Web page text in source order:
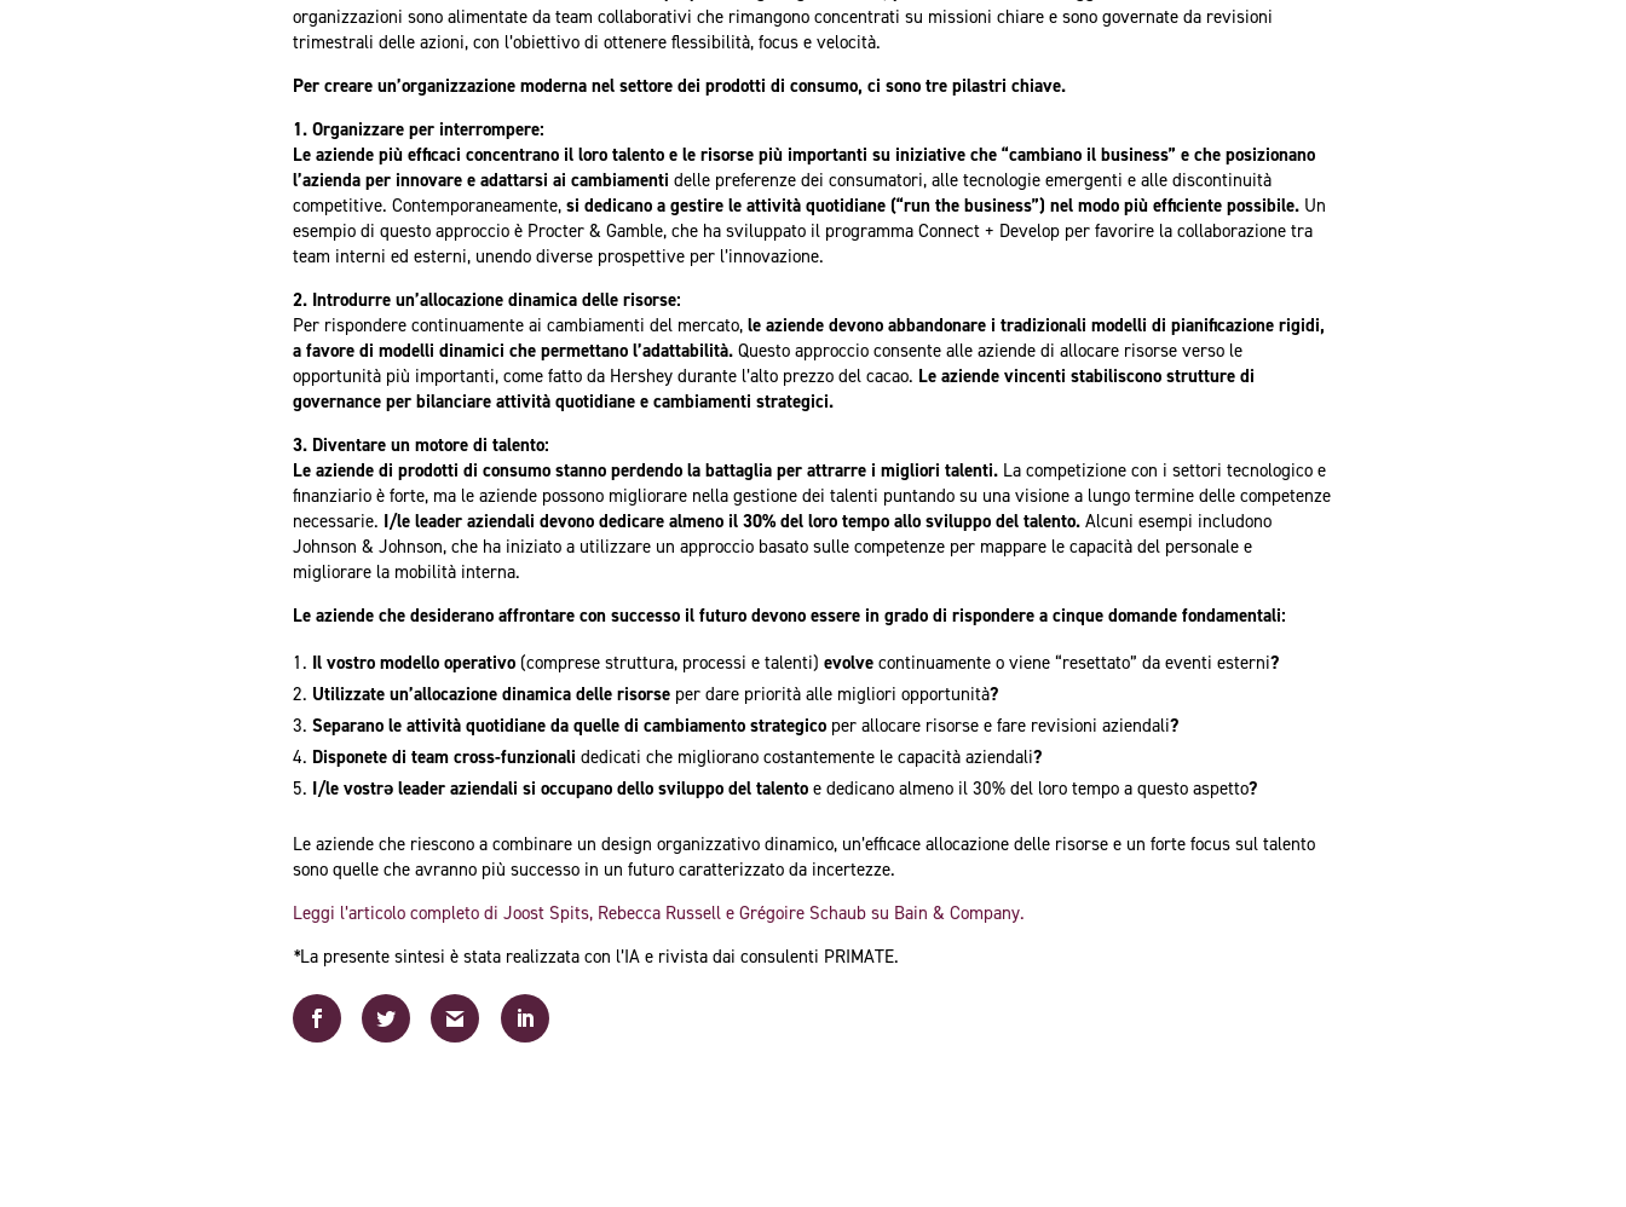
organizzazioni sono alimentate da team collaborativi che rimangono concentrati su missioni chiare e sono governate da revisioni
trimestrali delle azioni, con l’obiettivo di ottenere flessibilità, focus e velocità.
Per creare un’organizzazione moderna nel settore dei prodotti di consumo, ci sono tre pilastri chiave.
1. Organizzare per interrompere:
Le aziende più efficaci concentrano il loro talento e le risorse più importanti su iniziative che “cambiano il business” e che posizionano
l’azienda per innovare e adattarsi ai cambiamenti delle preferenze dei consumatori, alle tecnologie emergenti e alle discontinuità
competitive. Contemporaneamente, si dedicano a gestire le attività quotidiane (“run the business”) nel modo più efficiente possibile. Un
esempio di questo approccio è Procter & Gamble, che ha sviluppato il programma Connect + Develop per favorire la collaborazione tra
team interni ed esterni, unendo diverse prospettive per l’innovazione.
2. Introdurre un’allocazione dinamica delle risorse:
Per rispondere continuamente ai cambiamenti del mercato, le aziende devono abbandonare i tradizionali modelli di pianificazione rigidi,
a favore di modelli dinamici che permettano l’adattabilità. Questo approccio consente alle aziende di allocare risorse verso le
opportunità più importanti, come fatto da Hershey durante l’alto prezzo del cacao. Le aziende vincenti stabiliscono strutture di
governance per bilanciare attività quotidiane e cambiamenti strategici.
3. Diventare un motore di talento:
Le aziende di prodotti di consumo stanno perdendo la battaglia per attrarre i migliori talenti. La competizione con i settori tecnologico e
finanziario è forte, ma le aziende possono migliorare nella gestione dei talenti puntando su una visione a lungo termine delle competenze
necessarie. I/le leader aziendali devono dedicare almeno il 30% del loro tempo allo sviluppo del talento. Alcuni esempi includono
Johnson & Johnson, che ha iniziato a utilizzare un approccio basato sulle competenze per mappare le capacità del personale e
migliorare la mobilità interna.
Le aziende che desiderano affrontare con successo il futuro devono essere in grado di rispondere a cinque domande fondamentali:
Il vostro modello operativo (comprese struttura, processi e talenti) evolve continuamente o viene “resettato” da eventi esterni?
Utilizzate un’allocazione dinamica delle risorse per dare priorità alle migliori opportunità?
Separano le attività quotidiane da quelle di cambiamento strategico per allocare risorse e fare revisioni aziendali?
Disponete di team cross-funzionali dedicati che migliorano costantemente le capacità aziendali?
I/le vostrə leader aziendali si occupano dello sviluppo del talento e dedicano almeno il 30% del loro tempo a questo aspetto?
Le aziende che riescono a combinare un design organizzativo dinamico, un’efficace allocazione delle risorse e un forte focus sul talento
sono quelle che avranno più successo in un futuro caratterizzato da incertezze.
Leggi l’articolo completo di Joost Spits, Rebecca Russell e Grégoire Schaub su Bain & Company.
*La presente sintesi è stata realizzata con l’IA e rivista dai consulenti PRIMATE.